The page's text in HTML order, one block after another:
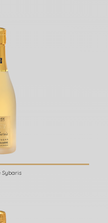
Sybaris